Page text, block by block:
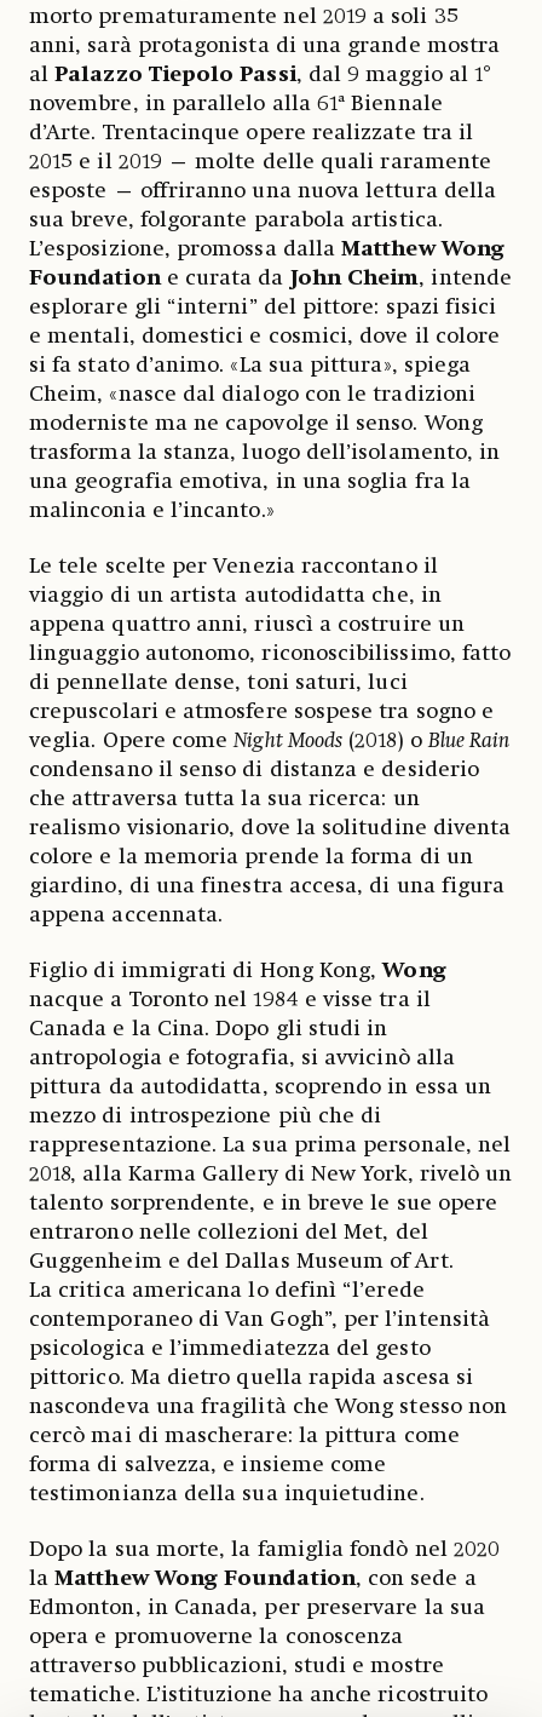
morto prematuramente nel 2019 a soli 35
anni, sarà protagonista di una grande mostra
alPalazzo Tiepolo Passi, dal 9 maggio al 1°
novembre, in parallelo alla 61ª Biennale
d’Arte. Trentacinque opere realizzate tra il
2015 e il 2019 — molte delle quali raramente
esposte — offriranno una nuova lettura della
sua breve, folgorante parabola artistica.
L’esposizione, promossa dallaMatthew Wong
Foundatione curata da John Cheim, intende
esplorare gli “interni” del pittore: spazi fisici
e mentali, domestici e cosmici, dove il colore
si fa stato d’animo. «La sua pittura», spiega
Cheim, «nasce dal dialogo con le tradizioni
moderniste ma ne capovolge il senso. Wong
trasforma la stanza, luogo dell’isolamento, in
una geografia emotiva, in una soglia fra la
malinconia e l’incanto.»
Le tele scelte per Venezia raccontano il
viaggio di un artista autodidatta che, in
appena quattro anni, riuscì a costruire un
linguaggio autonomo, riconoscibilissimo, fatto
di pennellate dense, toni saturi, luci
crepuscolari e atmosfere sospese tra sogno e
veglia. Opere comeNight Moods (2018) oBlue Rain
condensano il senso di distanza e desiderio
che attraversa tutta la sua ricerca: un
realismo visionario, dove la solitudine diventa
colore e la memoria prende la forma di un
giardino, di una finestra accesa, di una figura
appena accennata.
Figlio di immigrati di Hong Kong,Wong
nacque a Toronto nel 1984 e visse tra il
Canada e la Cina. Dopo gli studi in
antropologia e fotografia, si avvicinò alla
pittura da autodidatta, scoprendo in essa un
mezzo di introspezione più che di
rappresentazione. La sua prima personale, nel
2018, alla Karma Gallery di New York, rivelò un
talento sorprendente, e in breve le sue opere
entrarono nelle collezioni del Met, del
Guggenheim e del Dallas Museum of Art.
La critica americana lo definì “l’erede
contemporaneo di Van Gogh”, per l’intensità
psicologica e l’immediatezza del gesto
pittorico. Ma dietro quella rapida ascesa si
nascondeva una fragilità che Wong stesso non
cercò mai di mascherare: la pittura come
forma di salvezza, e insieme come
testimonianza della sua inquietudine.
Dopo la sua morte, la famiglia fondò nel 2020
laMatthew Wong Foundation, con sede a
Edmonton, in Canada, per preservare la sua
opera e promuoverne la conoscenza
attraverso pubblicazioni, studi e mostre
tematiche. L’istituzione ha anche ricostruito